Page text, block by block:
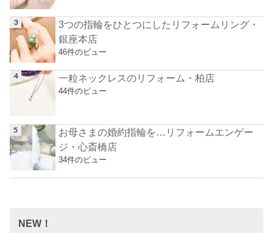
3つの指輪をひとつにしたリフォームリング・
銀座本店
46件のビュー
一粒ネックレスのリフォーム・柏店
44件のビュー
お母さまの婚約指輪を…リフォームエンゲー
ジ・心斎橋店
34件のビュー
NEW！